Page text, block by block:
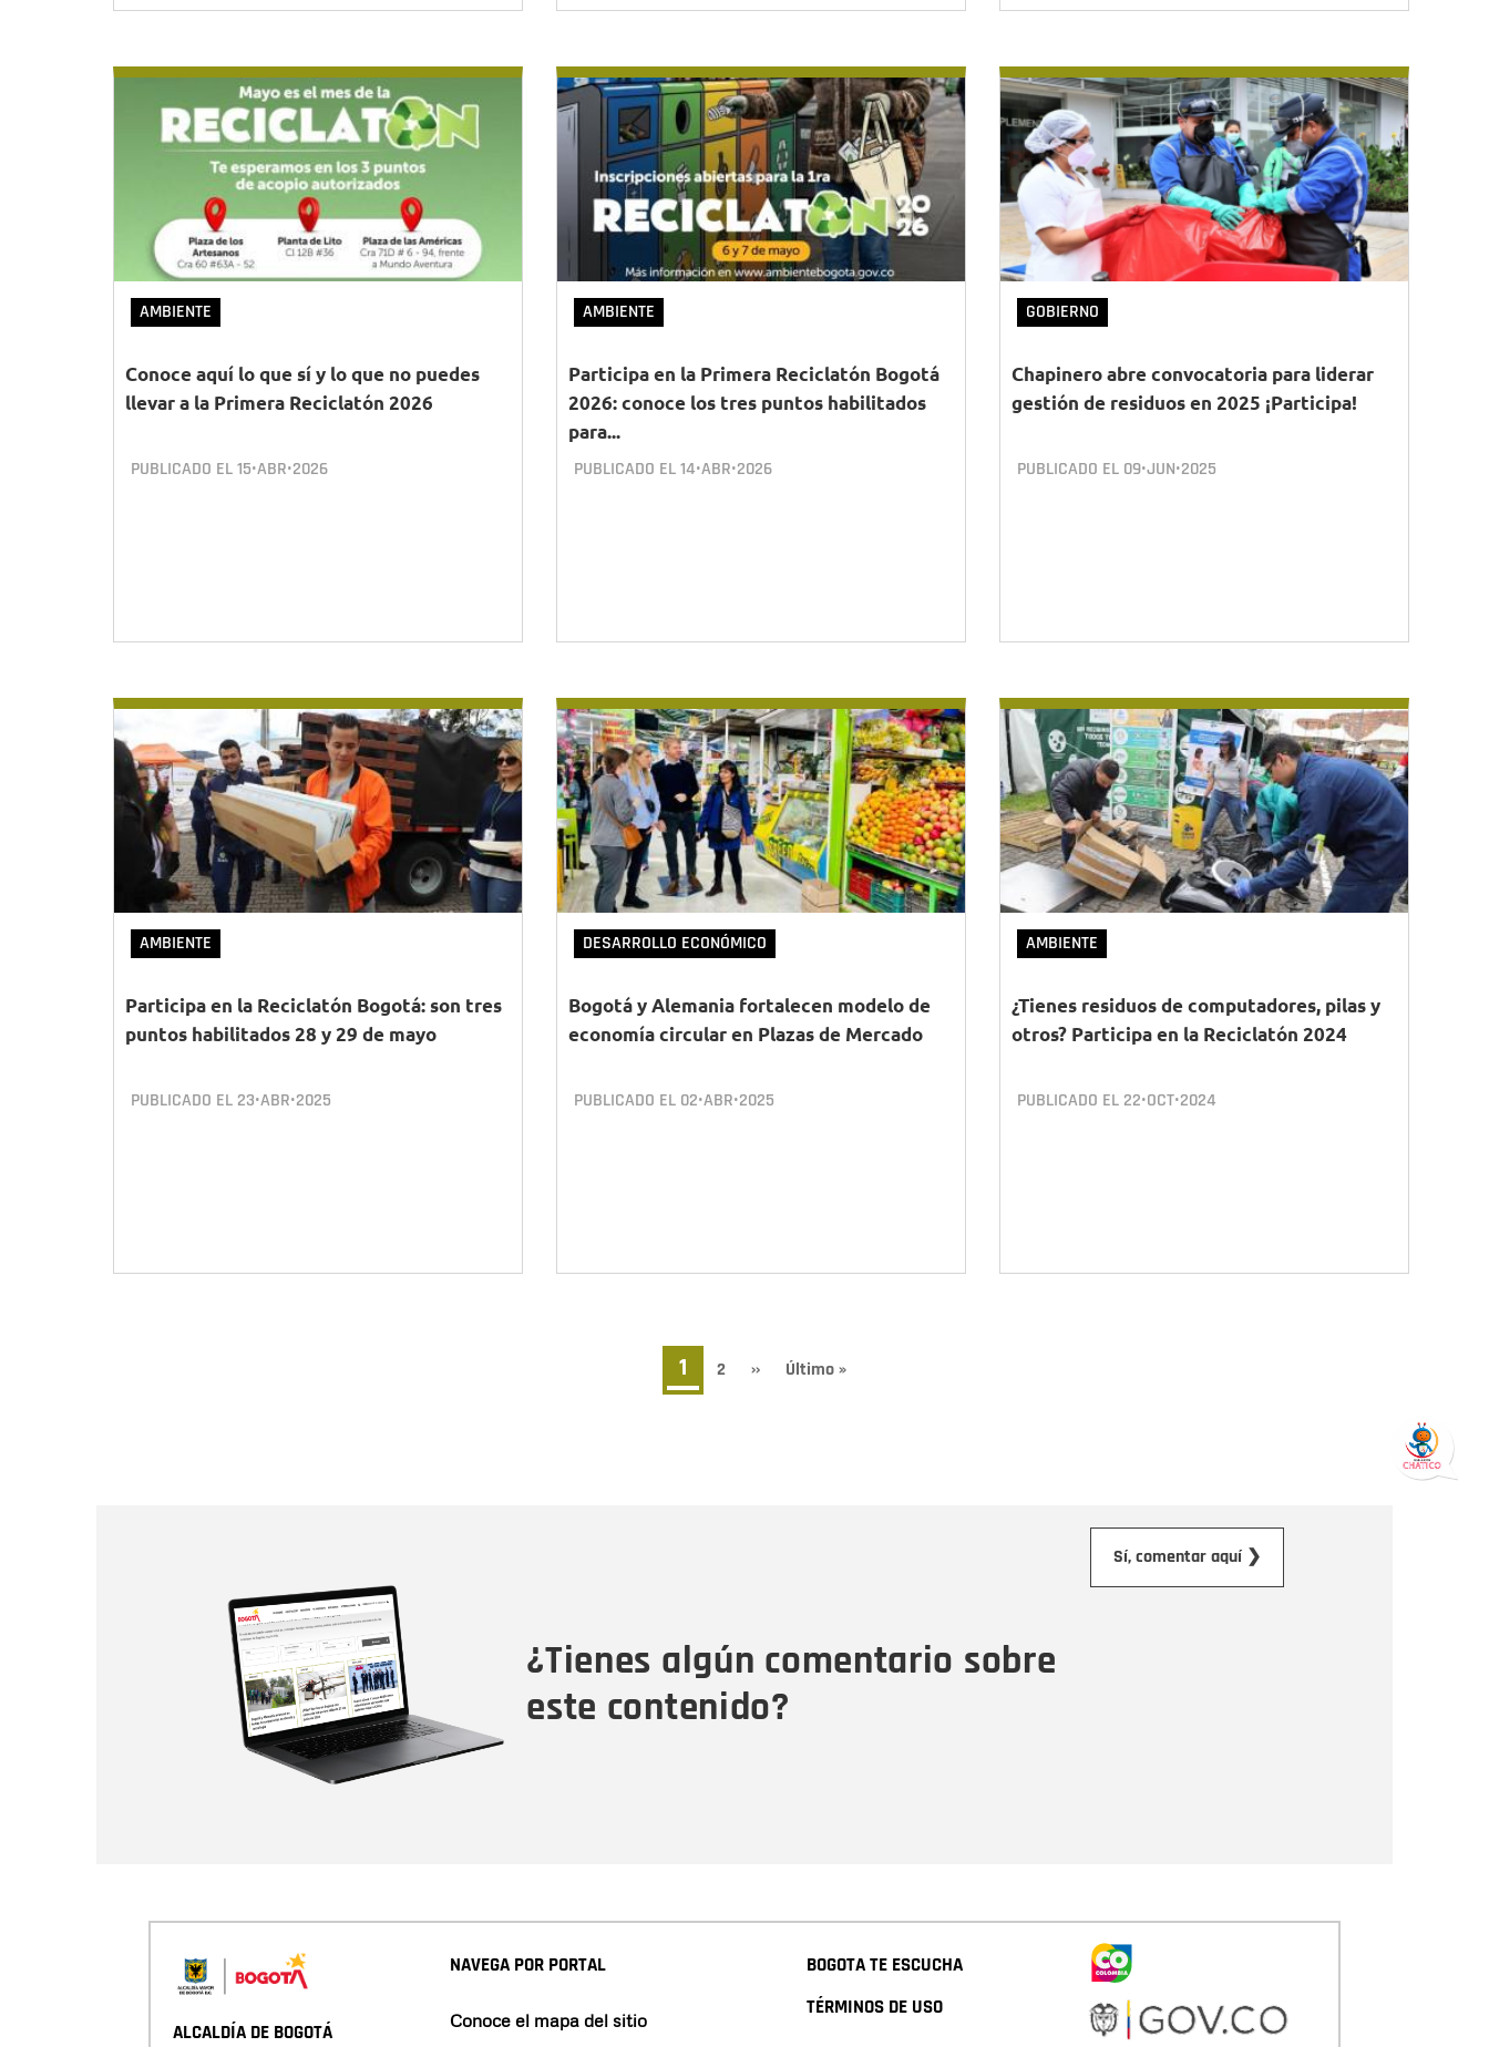
AMBIENTE
Conoce aquí lo que sí y lo que no puedes
llevar a la Primera Reciclatón 2026
PUBLICADO EL15•ABR•2026
AMBIENTE
Participa en la Primera Reciclatón Bogotá
2026: conoce los tres puntos habilitados
para...
PUBLICADO EL14•ABR•2026
GOBIERNO
Chapinero abre convocatoria para liderar
gestión de residuos en 2025 ¡Participa!
PUBLICADO EL 09•JUN•2025
AMBIENTE
Participa en la Reciclatón Bogotá: son tres
puntos habilitados 28 y 29 de mayo
PUBLICADO EL 23•ABR•2025
DESARROLLO ECONÓMICO
Bogotá y Alemania fortalecen modelo de
economía circular en Plazas de Mercado
PUBLICADO EL 02•ABR•2025
AMBIENTE
¿Tienes residuos de computadores, pilas y
otros? Participa en la Reciclatón 2024
PUBLICADO EL 22•OCT•2024
Página
actual
1 Page
2
Siguiente
››
Última
Último »
¿Tienes algún comentario sobre
este contenido?
Sí, comentar aquí ❯
ALCALDÍA DE BOGOTÁ
NAVEGA POR PORTAL
Conoce el mapa del sitio
BOGOTA TE ESCUCHA
TÉRMINOS DE USO